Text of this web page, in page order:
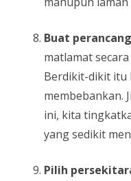
Buat
matlamat
Berdikit-dikit itu
membebankan.
ini, kita
yang sedikit
Pilih